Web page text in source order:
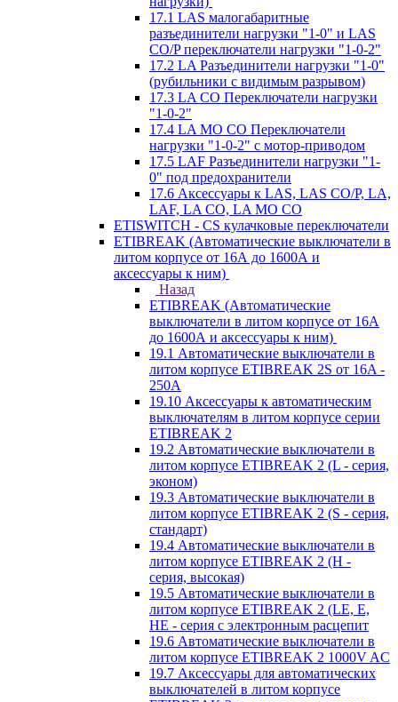
17.1 LAS малогабаритные
разъединители нагрузки "1-0" и LAS
CO/P переключатели нагрузки "1-0-2"
17.2 LA Разъединители нагрузки "1-0"
(рубильники с видимым разрывом)
17.3 LA CO Переключатели нагрузки
"1-0-2"
17.4 LA MO CO Переключатели
нагрузки "1-0-2" с мотор-приводом
17.5 LAF Разъединители нагрузки "1-
0" под предохранители
17.6 Аксессуары к LAS, LAS CO/P, LA,
LAF, LA CO, LA MO CO
ETISWITCH - CS кулачковые переключатели
ETIBREAK (Автоматические выключатели в
литом корпусе от 16А до 1600А и
аксессуары к ним)
Назад
ETIBREAK (Автоматические
выключатели в литом корпусе от 16А
до 1600А и аксессуары к ним)
19.1 Автоматические выключатели в
литом корпусе ETIBREAK 2S от 16A -
250A
19.10 Аксессуары к автоматическим
выключателям в литом корпусе серии
ETIBREAK 2
19.2 Автоматические выключатели в
литом корпусе ETIBREAK 2 (L - серия,
эконом)
19.3 Автоматические выключатели в
литом корпусе ETIBREAK 2 (S - серия,
стандарт)
19.4 Автоматические выключатели в
литом корпусе ETIBREAK 2 (H -
серия, высокая)
19.5 Автоматические выключатели в
литом корпусе ETIBREAK 2 (LE, E,
HE - серия с электронным расцепит
19.6 Автоматические выключатели в
литом корпусе ETIBREAK 2 1000V AC
19.7 Аксессуары для автоматических
выключателей в литом корпусе